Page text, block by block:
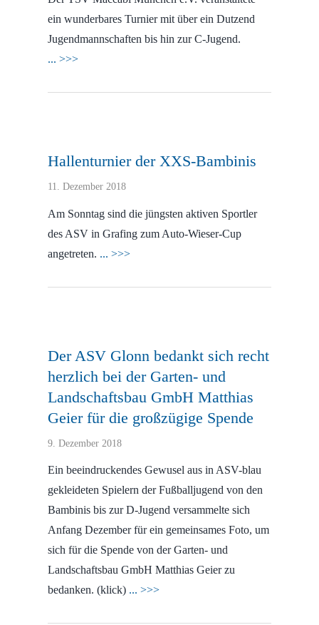
ein wunderbares Turnier mit über ein Dutzend
Jugendmannschaften bis hin zur C-Jugend.
... >>>
Hallenturnier der XXS-Bambinis
11. Dezember 2018
Am Sonntag sind die jüngsten aktiven Sportler
des ASV in Grafing zum Auto-Wieser-Cup
angetreten. ... >>>
Der ASV Glonn bedankt sich recht
herzlich bei der Garten- und
Landschaftsbau GmbH Matthias
Geier für die großzügige Spende
9. Dezember 2018
Ein beeindruckendes Gewusel aus in ASV-blau
gekleideten Spielern der Fußballjugend von den
Bambinis bis zur D-Jugend versammelte sich
Anfang Dezember für ein gemeinsames Foto, um
sich für die Spende von der Garten- und
Landschaftsbau GmbH Matthias Geier zu
bedanken. (klick) ... >>>